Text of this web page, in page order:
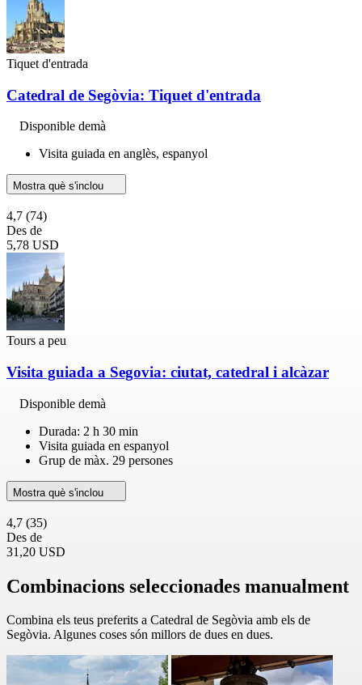
Tiquet d'entrada
Catedral de Segòvia: Tiquet d'entrada
Disponible demà
Visita guiada en anglès, espanyol
Mostra què s'inclou
4,7 (74)
Des de
5,78 USD
Tours a peu
Visita guiada a Segovia: ciutat, catedral i alcàzar
Disponible demà
Durada: 2 h 30 min
Visita guiada en espanyol
Grup de màx. 29 persones
Mostra què s'inclou
4,7 (35)
Des de
31,20 USD
Combinacions seleccionades manualment
Combina els teus preferits a Catedral de Segòvia amb els de
Segòvia. Algunes coses són millors de dues en dues.